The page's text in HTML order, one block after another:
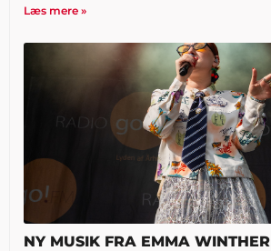
Læs mere »
NY MUSIK FRA EMMA WINTHER